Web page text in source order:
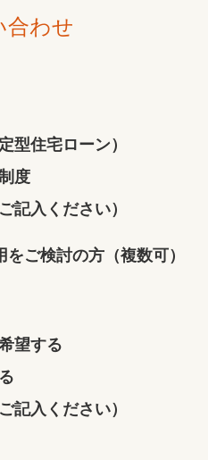
合わせ
型住宅ローン）
度
記入ください）
ご検討の方（複数可）
望する
記入ください）